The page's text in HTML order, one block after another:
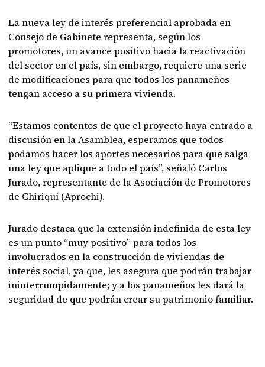
La nueva ley de interés preferencial aprobada en
Consejo de Gabinete representa, según los
promotores, un avance positivo hacia la reactivación
del sector en el país, sin embargo, requiere una serie
de modificaciones para que todos los panameños
tengan acceso a su primera vivienda.
“Estamos contentos de que el proyecto haya entrado a
discusión en la Asamblea, esperamos que todos
podamos hacer los aportes necesarios para que salga
una ley que aplique a todo el país”, señaló Carlos
Jurado, representante de la Asociación de Promotores
de Chiriquí (Aprochi).
Jurado destaca que la extensión indefinida de esta ley
es un punto “muy positivo” para todos los
involucrados en la construcción de viviendas de
interés social, ya que, les asegura que podrán trabajar
ininterrumpidamente; y a los panameños les dará la
seguridad de que podrán crear su patrimonio familiar.